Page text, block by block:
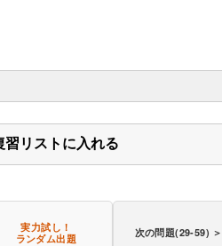
リストに入れる
実力試し！
ランダム出題
次の問題(29-59) ＞